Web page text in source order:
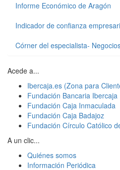
Informe Económico de Aragón
Indicador de confianza
Córner del especialista-
Acede a...
Ibercaja.es (Zona para
Fundación Bancaria Ibercaja
Fundación Caja Inmaculada
Fundación Caja Badajoz
Fundación Círculo Católico
A un clic...
Quiénes somos
Información Periódica